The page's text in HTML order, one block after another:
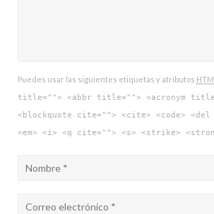
Puedes usar las siguientes etiquetas y atributos
title=""> <abbr title=""> <acronym
<blockquote cite=""> <cite> <code> <del
<em> <i> <q cite=""> <s> <strike>